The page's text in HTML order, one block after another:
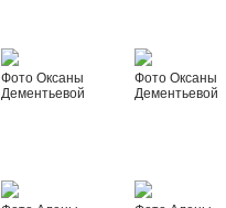
Фото Оксаны
Дементьевой
Фото Оксаны
Дементьевой